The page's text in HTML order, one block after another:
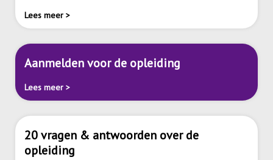
Lees meer >
Aanmelden voor de opleiding
Lees meer >
20 vragen & antwoorden over de
opleiding